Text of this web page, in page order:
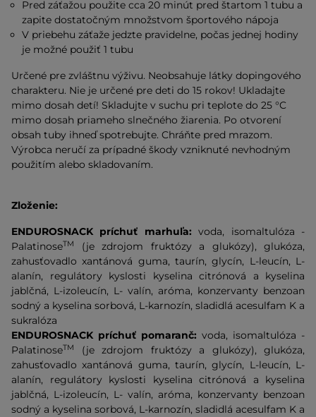
Pred záťažou použite cca 20 minút pred štartom 1 tubu a
zapite dostatočným množstvom športového nápoja
V priebehu záťaže jedzte pravidelne, počas jednej hodiny
je možné použiť 1 tubu
Určené pre zvláštnu výživu. Neobsahuje látky dopingového
charakteru. Nie je určené pre deti do 15 rokov! Ukladajte
mimo dosah detí! Skladujte v suchu pri teplote do 25 °C
mimo dosah priameho slnečného žiarenia. Po otvorení
obsah tuby ihneď spotrebujte. Chráňte pred mrazom.
Výrobca neručí za prípadné škody vzniknuté nevhodným
použitím alebo skladovaním.
Zloženie:
ENDUROSNACK príchuť marhuľa: voda, isomaltulóza -
PalatinoseTM
(je zdrojom fruktózy a glukózy), glukóza,
zahusťovadlo xantánová guma, taurín, glycín, L-leucín, L-
alanín, regulátory kyslosti kyselina citrónová a kyselina
jablčná, L-izoleucín, L- valín, aróma, konzervanty benzoan
sodný a kyselina sorbová, L-karnozín, sladidlá acesulfam K a
sukralóza
ENDUROSNACK príchuť pomaranč: voda, isomaltulóza -
PalatinoseTM
(je zdrojom fruktózy a glukózy), glukóza,
zahusťovadlo xantánová guma, taurín, glycín, L-leucín, L-
alanín, regulátory kyslosti kyselina citrónová a kyselina
jablčná, L-izoleucín, L- valín, aróma, konzervanty benzoan
sodný a kyselina sorbová, L-karnozín, sladidlá acesulfam K a